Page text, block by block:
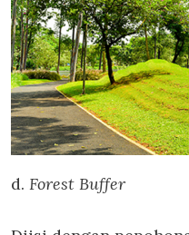
d. Forest Buffer